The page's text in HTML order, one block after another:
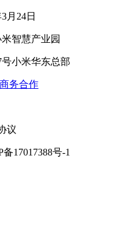
月24日
智慧产业园
小米华东总部
商务合作
议
备17017388号-1